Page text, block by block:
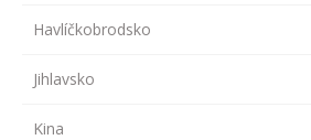
Havlíčkobrodsko
Jihlavsko
Kina